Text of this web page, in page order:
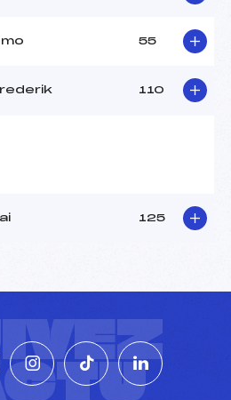
55
110
125